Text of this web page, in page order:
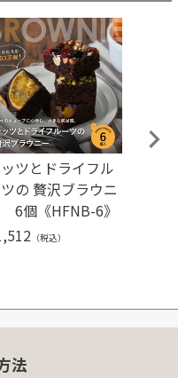
ツとドライフル
の 贅沢ブラウニ
6個《HFNB-6》
（税込）
法